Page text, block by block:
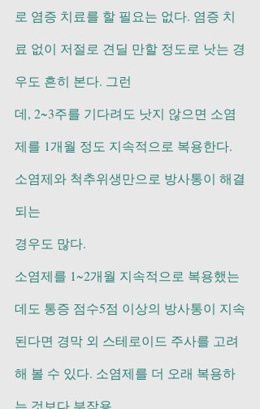
로 염증 치료를 할 필요는 없다. 염증 치
료 없이 저절로 견딜 만할 정도로 낫는 경
우도 흔히 본다. 그런
데, 2~3주를 기다려도 낫지 않으면 소염
제를 1개월 정도 지속적으로 복용한다.
소염제와 척추위생만으로 방사통이 해결
되는
경우도 많다.
소염제를 1~2개월 지속적으로 복용했는
데도 통증 점수5점 이상의 방사통이 지속
된다면 경막 외 스테로이드 주사를 고려
해 볼 수 있다. 소염제를 더 오래 복용하
는 것보다 부작용